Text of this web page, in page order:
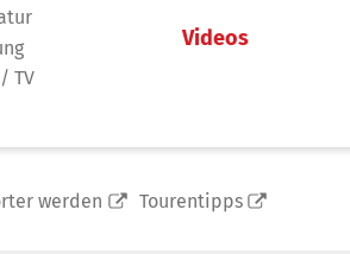
TV
Videos
werden Tourentipps